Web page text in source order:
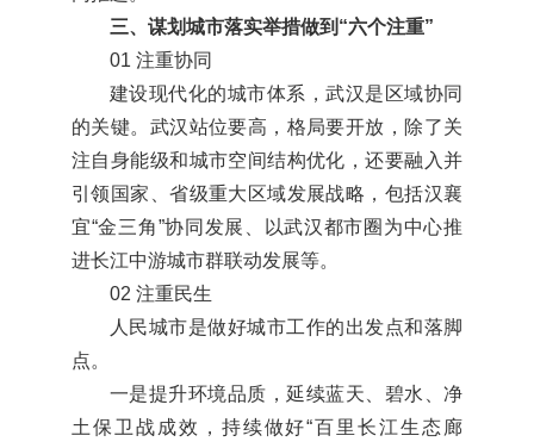
三、谋划城市落实举措做到“六个注重”
01 注重协同
建设现代化的城市体系，武汉是区域协同
的关键。武汉站位要高，格局要开放，除了关
注自身能级和城市空间结构优化，还要融入并
引领国家、省级重大区域发展战略，包括汉襄
宜“金三角”协同发展、以武汉都市圈为中心推
进长江中游城市群联动发展等。
02 注重民生
人民城市是做好城市工作的出发点和落脚
点。
一是提升环境品质，延续蓝天、碧水、净
土保卫战成效，持续做好“百里长江生态廊